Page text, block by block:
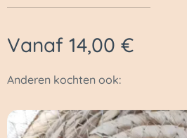
Vanaf 14,00 €
Anderen kochten ook: